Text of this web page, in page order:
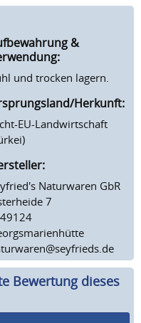
&
und trocken lagern.
Herkunft:
EU-Landwirtschaft
Naturwaren GbR
7
Bewertung dieses